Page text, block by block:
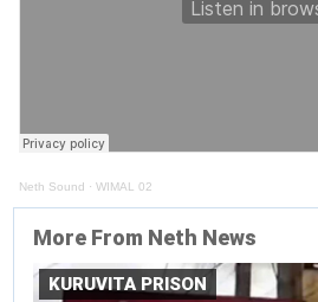
Neth Sound · WIMAL 02
More From Neth News
KURUVITA PRISON